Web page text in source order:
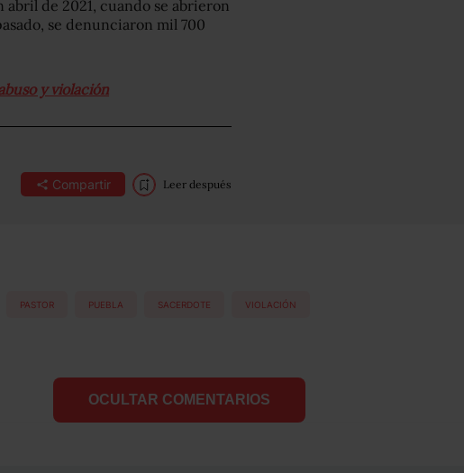
de 2021, cuando se abrieron
se denunciaron mil 700
y violación
Compartir Leer después
PASTOR PUEBLA SACERDOTE VIOLACIÓN
OCULTAR COMENTARIOS